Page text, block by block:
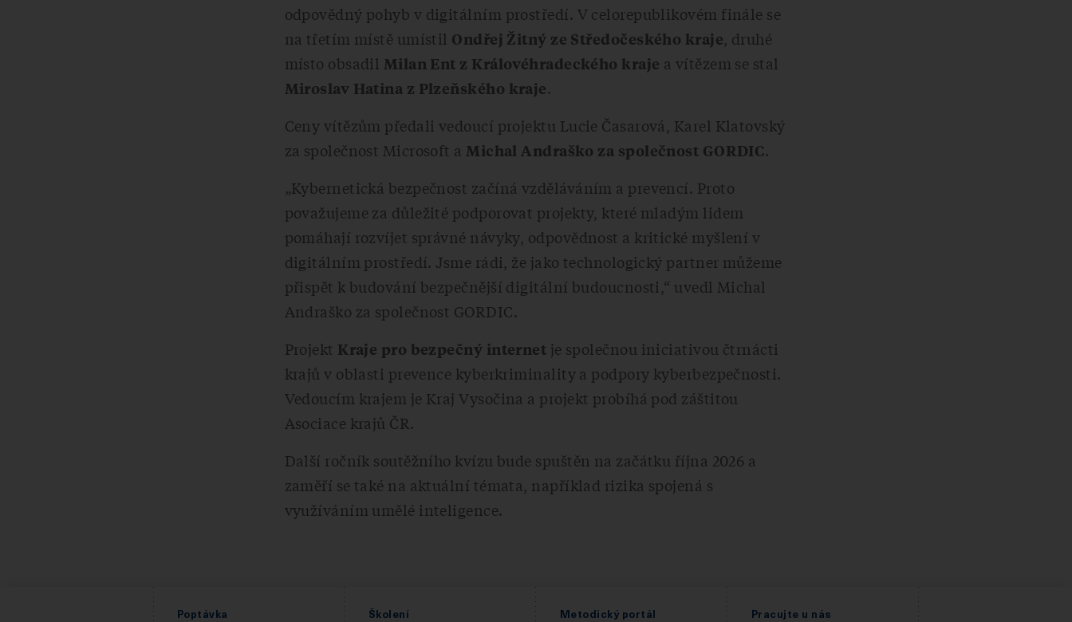
odpovědný pohyb v digitálním prostředí. V celorepublikovém finále se
na třetím místě umístil Ondřej Žitný ze Středočeského kraje, druhé
místo obsadil Milan Ent z Královéhradeckého kraje a vítězem se stal
Miroslav Hatina z Plzeňského kraje.
Ceny vítězům předali vedoucí projektu Lucie Časarová, Karel Klatovský
za společnost Microsoft a Michal Andraško za společnost GORDIC.
„Kybernetická bezpečnost začíná vzděláváním a prevencí. Proto
považujeme za důležité podporovat projekty, které mladým lidem
pomáhají rozvíjet správné návyky, odpovědnost a kritické myšlení v
digitálním prostředí. Jsme rádi, že jako technologický partner můžeme
přispět k budování bezpečnější digitální budoucnosti,“ uvedl Michal
Andraško za společnost GORDIC.
Projekt Kraje pro bezpečný internet je společnou iniciativou čtrnácti
krajů v oblasti prevence kyberkriminality a podpory kyberbezpečnosti.
Vedoucím krajem je Kraj Vysočina a projekt probíhá pod záštitou
Asociace krajů ČR.
Další ročník soutěžního kvízu bude spuštěn na začátku října 2026 a
zaměří se také na aktuální témata, například rizika spojená s
využíváním umělé inteligence.
Poptávka
Školení
Metodický portál
Pracujte u nás